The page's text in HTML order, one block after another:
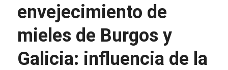
envejecimiento de
mieles de Burgos y
Galicia: influencia de la